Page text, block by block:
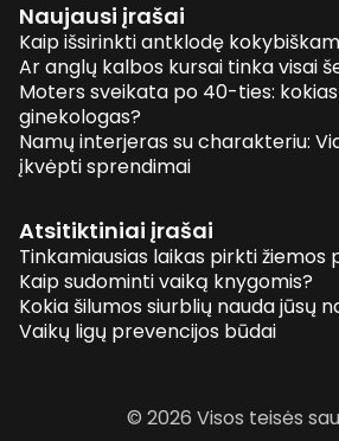
Naujausi įrašai
Kaip išsirinkti antklodę
Ar anglų kalbos kursai tinka visai
Moters sveikata po 40-ties:
ginekologas?
Namų interjeras su charakteriu:
įkvėpti sprendimai
Atsitiktiniai įrašai
Tinkamiausias laikas pirkti žiemos
Kaip sudominti vaiką knygomis?
Kokia šilumos siurblių nauda jūsų
Vaikų ligų prevencijos būdai
© 2026 Visos teisės